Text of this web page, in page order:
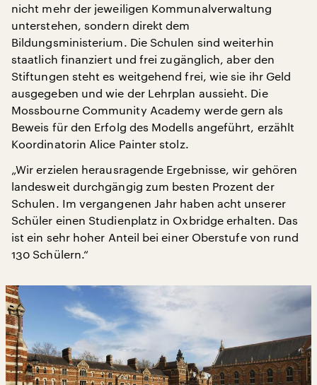
nicht mehr der jeweiligen Kommunalverwaltung
unterstehen, sondern direkt dem
Bildungsministerium. Die Schulen sind weiterhin
staatlich finanziert und frei zugänglich, aber den
Stiftungen steht es weitgehend frei, wie sie ihr Geld
ausgegeben und wie der Lehrplan aussieht. Die
Mossbourne Community Academy werde gern als
Beweis für den Erfolg des Modells angeführt, erzählt
Koordinatorin Alice Painter stolz.
„Wir erzielen herausragende Ergebnisse, wir gehören
landesweit durchgängig zum besten Prozent der
Schulen. Im vergangenen Jahr haben acht unserer
Schüler einen Studienplatz in Oxbridge erhalten. Das
ist ein sehr hoher Anteil bei einer Oberstufe von rund
130 Schülern.“